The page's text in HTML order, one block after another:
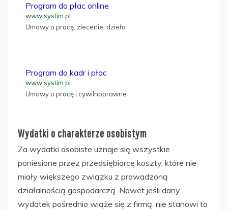
Program do płac online
www.systim.pl
Umowy o pracę, zlecenie, dzieło
Program do kadr i płac
www.systim.pl
Umowy o pracę i cywilnoprawne
Wydatki o charakterze osobistym
Za wydatki osobiste uznaje się wszystkie
poniesione przez przedsiębiorcę koszty, które nie
miały większego związku z prowadzoną
działalnością gospodarczą. Nawet jeśli dany
wydatek pośrednio wiąże się z firmą, nie stanowi to